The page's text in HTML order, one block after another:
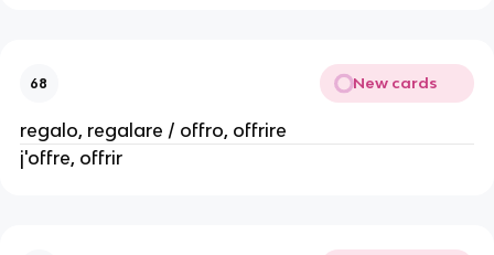
68 New cards
regalo, regalare / offro, offrire
j'offre, offrir